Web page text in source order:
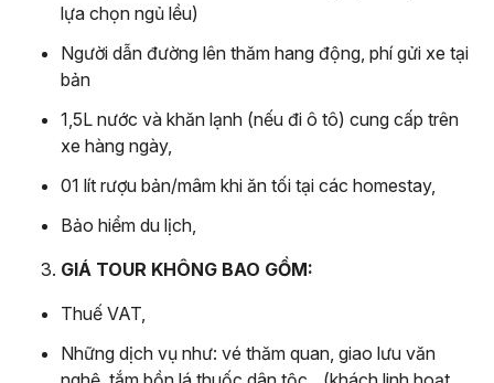
lựa chọn ngủ lều)
Người dẫn đường lên thăm hang động, phí gửi xe tại
bản
1,5L nước và khăn lạnh (nếu đi ô tô) cung cấp trên
xe hàng ngày,
01 lít rượu bản/mâm khi ăn tối tại các homestay,
Bảo hiểm du lịch,
GIÁ TOUR KHÔNG BAO GỒM:
Thuế VAT,
Những dịch vụ như: vé thăm quan, giao lưu văn